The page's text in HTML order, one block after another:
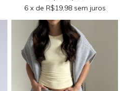
6 x de R$19,98 sem juros